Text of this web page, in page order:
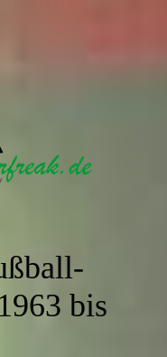
1963 bis